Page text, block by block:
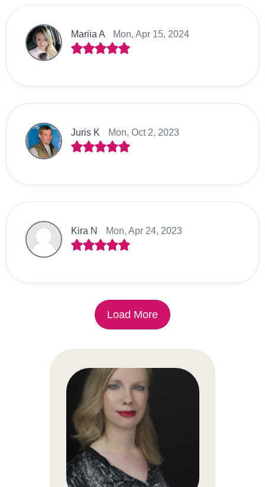
Mariia A Mon, Apr 15, 2024
Juris K Mon, Oct 2, 2023
Kira N Mon, Apr 24, 2023
Load More